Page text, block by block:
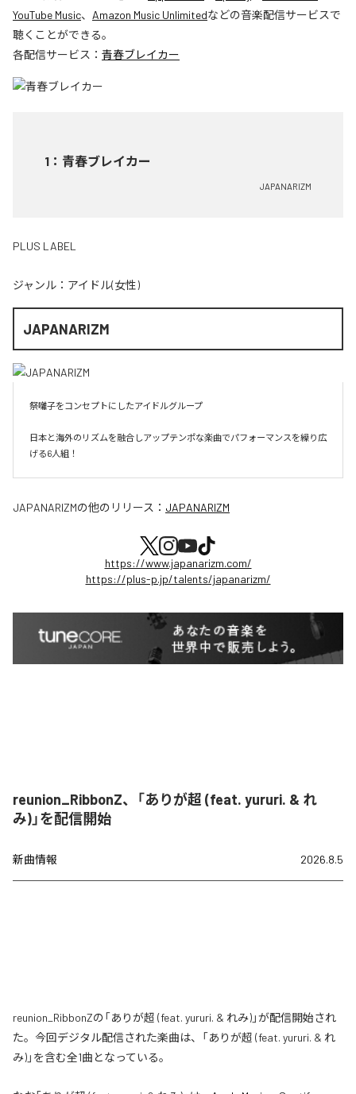
YouTube Music、 Amazon Music Unlimitedなどの音楽配信サービスで
聴くことができる。
各配信サービス： 青春ブレイカー
1 ： 青春ブレイカー
JAPANARIZM
PLUS LABEL
ジャンル： アイドル(女性)
JAPANARIZM
祭囃子をコンセプトにしたアイドルグループ
日本と海外のリズムを融合しアップテンポな楽曲でパフォーマンスを繰り広
げる6人組！
JAPANARIZMの他のリリース： JAPANARIZM
https://www.japanarizm.com/
https://plus-p.jp/talents/japanarizm/
reunion_RibbonZ、「ありが超 (feat. yururi. & れ
み)」を配信開始
新曲情報 2026.8.5
reunion_RibbonZの「ありが超 (feat. yururi. & れみ)」が配信開始され
た。今回デジタル配信された楽曲は、「ありが超 (feat. yururi. & れ
み)」を含む全1曲となっている。